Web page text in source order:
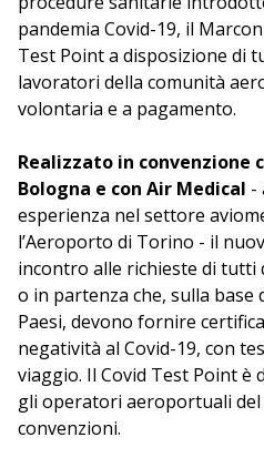
pandemia Covid-19, il
Test Point a disposizione di
lavoratori della comunità
volontaria e a pagamento.
Realizzato in convenzione
Bologna e con Air Medical -
esperienza nel settore
l’Aeroporto di Torino - il
incontro alle richieste di tutti
o in partenza che, sulla base
Paesi, devono fornire
negatività al Covid-19, con
viaggio. Il Covid Test Point
gli operatori aeroportuali del
convenzioni.